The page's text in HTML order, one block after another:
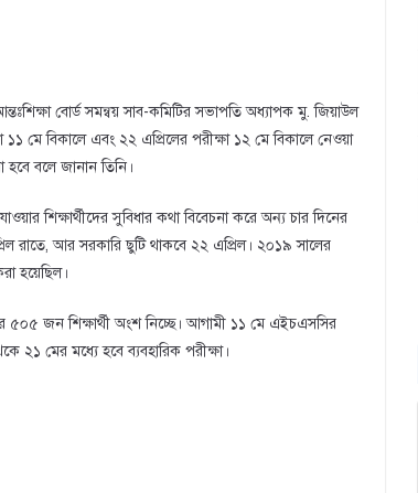
বোর্ড সমন্বয় সাব-কমিটির সভাপতি অধ্যাপক মু. জিয়াউল
মে বিকালে এবং ২২ এপ্রিলের পরীক্ষা ১২ মে বিকালে নেওয়া
বলে জানান তিনি।
শিক্ষার্থীদের সুবিধার কথা বিবেচনা করে অন্য চার দিনের
রাতে, আর সরকারি ছুটি থাকবে ২২ এপ্রিল। ২০১৯ সালের
হয়েছিল।
জন শিক্ষার্থী অংশ নিচ্ছে। আগামী ১১ মে এইচএসসির
মের মধ্যে হবে ব্যবহারিক পরীক্ষা।